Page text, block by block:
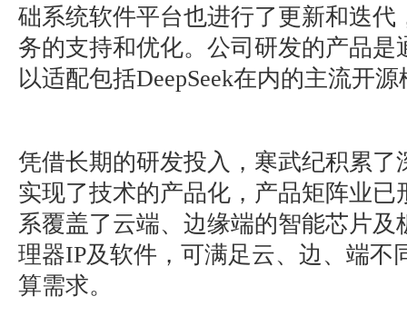
础系统软件平台也进行了更新和迭代
务的支持和优化。公司研发的产品是
以适配包括DeepSeek在内的主流开
凭借长期的研发投入，寒武纪积累了
实现了技术的产品化，产品矩阵业已
系覆盖了云端、边缘端的智能芯片及
理器IP及软件，可满足云、边、端不
算需求。